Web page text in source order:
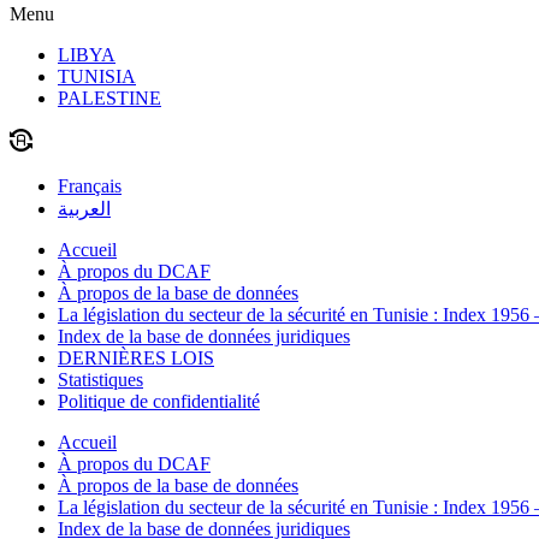
Menu
LIBYA
TUNISIA
PALESTINE
Français
العربية
Accueil
À propos du DCAF
À propos de la base de données
La législation du secteur de la sécurité en Tunisie : Index 1956
Index de la base de données juridiques
DERNIÈRES LOIS
Statistiques
Politique de confidentialité
Accueil
À propos du DCAF
À propos de la base de données
La législation du secteur de la sécurité en Tunisie : Index 1956
Index de la base de données juridiques